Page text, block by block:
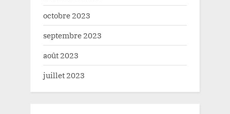
octobre 2023
septembre 2023
août 2023
juillet 2023